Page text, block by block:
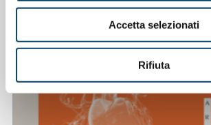
Accetta selezionati
Rifiuta